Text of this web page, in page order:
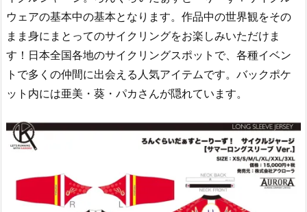
ウェアの基本中の基本となります。作品中の世界観をその
まま身にまとってのサイクリングをお楽しみいただけま
す！日本全国各地のサイクリングスポットで、各種イベン
トで多くの仲間に出会える人気アイテムです。バックポケ
ット内には亜美・葵・パカさんが隠れています。